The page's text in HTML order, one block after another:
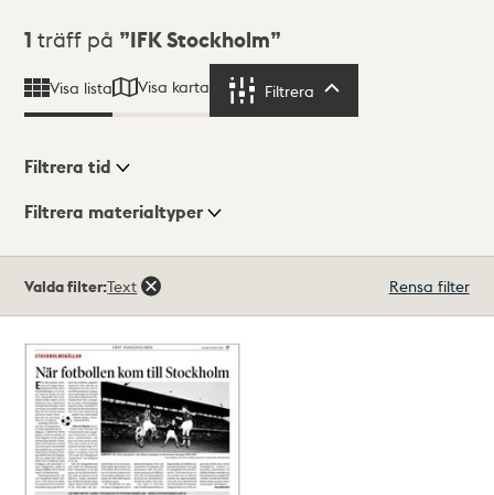
Sökresultat
1 träff på IFK Stockholm
Visa lista Visa karta Filtrera
Visningsläge
Filtrera tid
Filtrera materialtyper
träffar
Valda filter:Text Rensa filter